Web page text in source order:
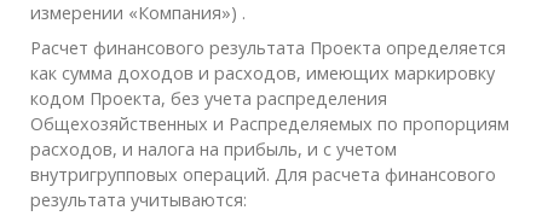
измерении «Компания») .
Расчет финансового результата Проекта определяется
как сумма доходов и расходов, имеющих маркировку
кодом Проекта, без учета распределения
Общехозяйственных и Распределяемых по пропорциям
расходов, и налога на прибыль, и с учетом
внутригрупповых операций. Для расчета финансового
результата учитываются: